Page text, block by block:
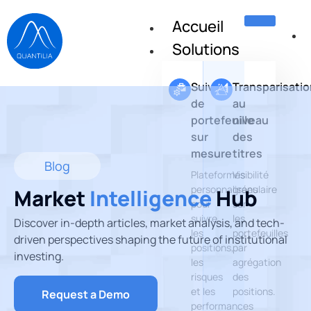
Accueil
Solutions
Suivi
de
portefeuille
sur
mesure
Plateformes
personnalisées
pour
suivre
les
positions,
les
risques
et les
performances
au
niveau
des
titres
Visibilité
granulaire
sur
les
portefeuilles
par
agrégation
des
positions.
Blog
Market IntelligenceHub
Discover in-depth articles, market analysis, and tech-
driven perspectives shaping the future of institutional
investing.
Request a Demo